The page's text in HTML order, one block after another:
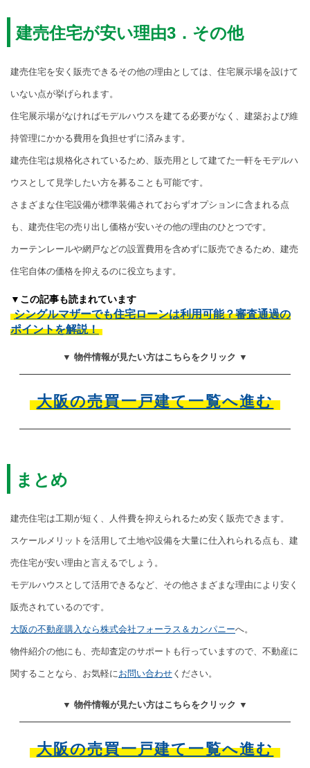
建売住宅が安い理由3．その他
建売住宅を安く販売できるその他の理由としては、住宅展示場を設けて
いない点が挙げられます。
住宅展示場がなければモデルハウスを建てる必要がなく、建築および維
持管理にかかる費用を負担せずに済みます。
建売住宅は規格化されているため、販売用として建てた一軒をモデルハ
ウスとして見学したい方を募ることも可能です。
さまざまな住宅設備が標準装備されておらずオプションに含まれる点
も、建売住宅の売り出し価格が安いその他の理由のひとつです。
カーテンレールや網戸などの設置費用を含めずに販売できるため、建売
住宅自体の価格を抑えるのに役立ちます。
▼この記事も読まれています
シングルマザーでも住宅ローンは利用可能？審査通過の
ポイントを解説！
▼ 物件情報が見たい方はこちらをクリック ▼
大阪の売買一戸建て一覧へ進む
まとめ
建売住宅は工期が短く、人件費を抑えられるため安く販売できます。
スケールメリットを活用して土地や設備を大量に仕入れられる点も、建
売住宅が安い理由と言えるでしょう。
モデルハウスとして活用できるなど、その他さまざまな理由により安く
販売されているのです。
大阪の不動産購入なら株式会社フォーラス＆カンパニーへ。
物件紹介の他にも、売却査定のサポートも行っていますので、不動産に
関することなら、お気軽に お問い合わせ ください。
▼ 物件情報が見たい方はこちらをクリック ▼
大阪の売買一戸建て一覧へ進む